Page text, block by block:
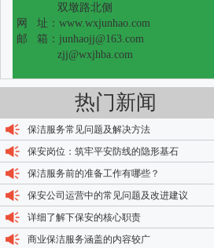
双墩路北侧
网 址：www.wxjunhao.com
邮 箱：junhaojj@163.com
zjj@wxjhba.com
热门新闻
保洁服务常见问题及解决方法
保安岗位：筑牢平安防线的隐形基石
保洁服务前的准备工作有哪些？
保安公司运营中的常见问题及改进建议
详细了解下保安的核心职责
商业保洁服务涵盖的内容较广